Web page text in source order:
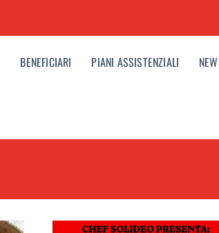
BENEFICIARI PIANI ASSISTENZIALI